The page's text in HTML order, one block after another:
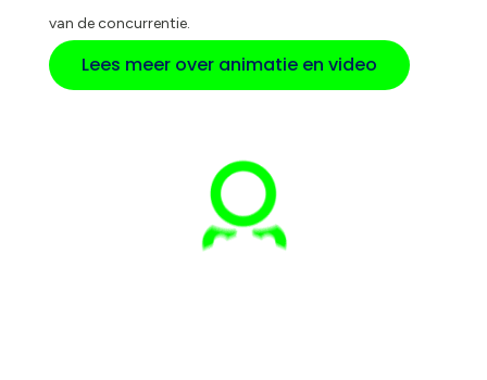
van de concurrentie.
Lees meer over animatie en video